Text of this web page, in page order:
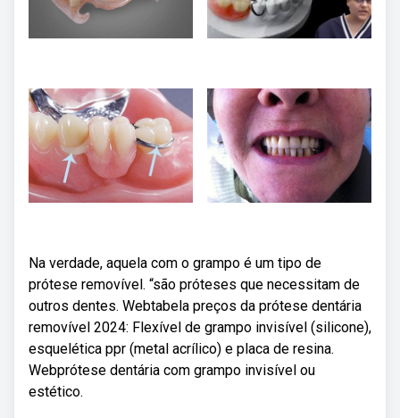
Na verdade, aquela com o grampo é um tipo de
prótese removível. “são próteses que necessitam de
outros dentes. Webtabela preços da prótese dentária
removível 2024: Flexível de grampo invisível (silicone),
esquelética ppr (metal acrílico) e placa de resina.
Webprótese dentária com grampo invisível ou
estético.